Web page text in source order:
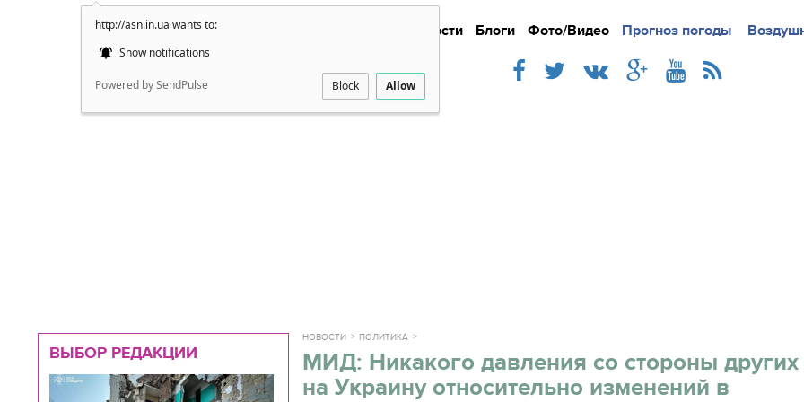
http://asn.in.ua wants to:
Show notifications
Powered by SendPulse Block Allow
Новости Блоги Фото/Видео Прогноз погоды
Подробно Новости
ВЫБОР РЕДАКЦИИ
НОВОСТИ ПОЛИТИКА
МИД: Никакого давления со стороны других
на Украину относительно изменений в